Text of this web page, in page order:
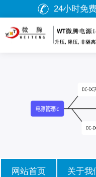
24小时免
网站首页 关于我